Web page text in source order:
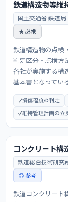
鉄道構造物等維
国土交通省 鉄道局
★ 必携
鉄道構造物の点検
判定区分・点検方
各社が実施する構
基本書となっている
損傷程度の判定
維持管理計画の立
コンクリート構
鉄道総合技術研究
◎ 参考
鉄道コンクリート